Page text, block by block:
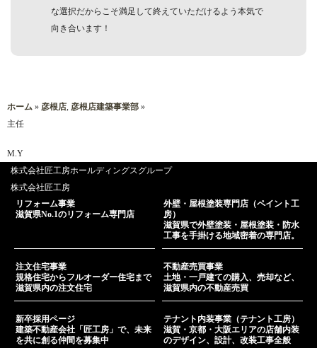
な選択だからこそ満足して終えていただけるよう本気で
向き合います！
ホーム » 彦根店, 彦根店建築事業部 »
主任
M.Y
株式会社匠工房ホールディングスグループ
株式会社匠工房
リフォーム事業
滋賀県No.1のリフォーム専門店
外壁・屋根塗装専門店（ペイント工
房）
滋賀県で外壁塗装・屋根塗装・防水
工事を手掛ける地域密着の専門店。
注文住宅事業
規格住宅からフルオーダー住宅まで
滋賀県内の注文住宅
不動産売買事業
土地・一戸建ての購入、売却など、
滋賀県内の不動産売買
新卒採用ページ
建築不動産会社「匠工房」で、未来
を共に創る仲間を募集中
テナント内装事業（テナント工房）
滋賀・京都・大阪エリアの店舗内装
のデザイン、設計、改装工事全般